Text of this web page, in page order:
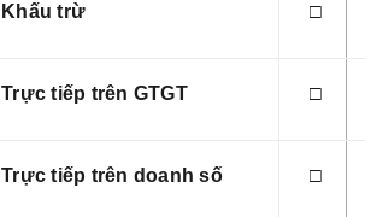
Khấu trừ □
Trực tiếp trên GTGT □
Trực tiếp trên doanh số □